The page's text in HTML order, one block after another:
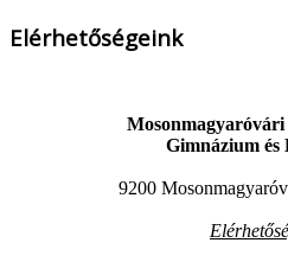
Elérhetőségeink
Gimnázium és
9200